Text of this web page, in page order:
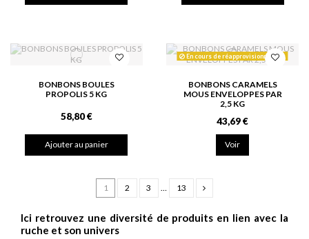
BONBONS BOULES
PROPOLIS 5 KG
58,80 €
Ajouter au panier
En cours de réapprovisionnement
BONBONS CARAMELS
MOUS ENVELOPPES PAR
2,5 KG
43,69 €
Voir
1 2 3 … 13
Ici retrouvez une diversité de produits en lien avec la
ruche et son univers